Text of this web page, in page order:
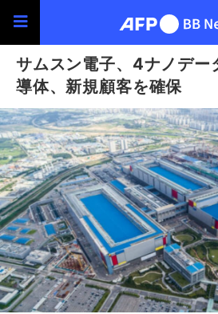
サムスン電子、4ナノデー
導体、新規顧客を確保